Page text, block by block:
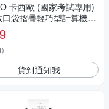
卡西歐 (國家考試專用)
袋摺疊輕巧型計算機SL
.
)
貨到通知我